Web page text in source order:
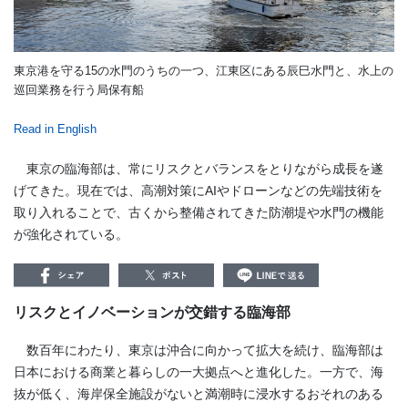
東京港を守る15の水門のうちの一つ、江東区にある辰巳水門と、水上の
巡回業務を行う局保有船
Read in English
東京の臨海部は、常にリスクとバランスをとりながら成長を遂
げてきた。現在では、高潮対策にAIやドローンなどの先端技術を
取り入れることで、古くから整備されてきた防潮堤や水門の機能
が強化されている。
リスクとイノベーションが交錯する臨海部
数百年にわたり、東京は沖合に向かって拡大を続け、臨海部は
日本における商業と暮らしの一大拠点へと進化した。一方で、海
抜が低く、海岸保全施設がないと満潮時に浸水するおそれのある